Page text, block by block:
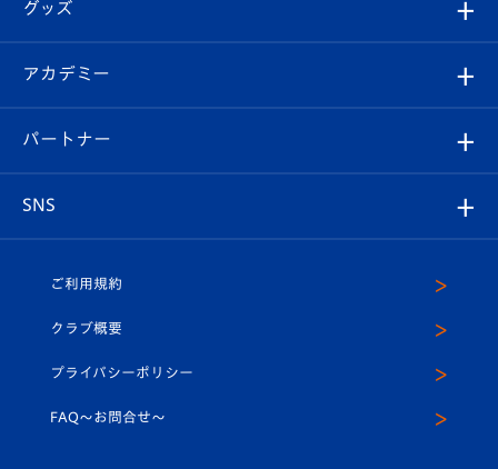
チケット
イベント
メディア
ホームタウン
スタッフプロフィール
マスコット紹介
平和祈念活動
Revive Team
ヴィヴィくんの長崎おもてなしガイド
フォトギャラリー
スタジアムグルメ
V-LOVERS（ファンクラブ）
プレイヤーズスイート
グッズ
オンラインショップ
店舗情報
アカデミー
育成からのお知らせ
U-18
スクール
パートナー
SNS
ヴィヴィくんインスタグラム
公式LINE＠
ご利用規約
クラブ概要
プライバシーポリシー
FAQ〜お問合せ〜